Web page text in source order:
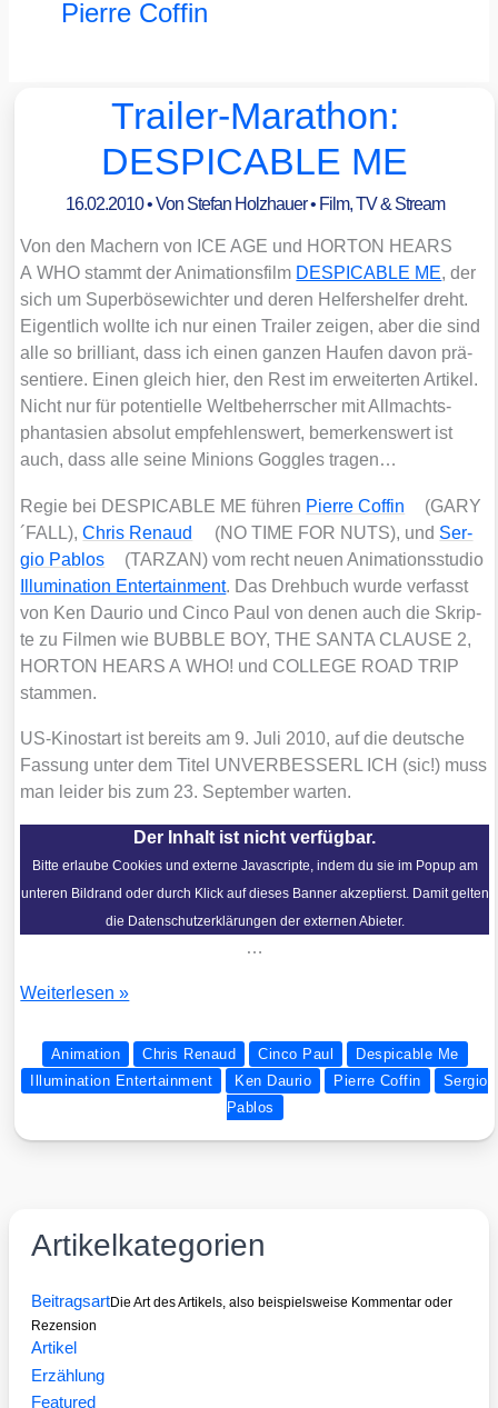
Pierre Coffin
Trailer-Marathon:
DESPICABLE ME
16.02.2010• Von Stefan Holzhauer• Film, TV & Stream
Von den Machern von ICE AGE und HORTON HEARS
A WHO stammt der Ani­ma­ti­ons­film DESPICABLE ME, der
sich um Super­bö­se­wich­ter und deren Hel­fers­hel­fer dreht.
Eigent­lich woll­te ich nur einen Trai­ler zei­gen, aber die sind
alle so bril­li­ant, dass ich einen gan­zen Hau­fen davon prä­
sen­tie­re. Einen gleich hier, den Rest im erwei­ter­ten Arti­kel.
Nicht nur für poten­ti­el­le Welt­be­herr­scher mit All­machts­
phan­ta­sien abso­lut emp­feh­lens­wert, bemer­kens­wert ist
auch, dass alle sei­ne Mini­ons Gog­gles tra­gen…
Regie bei DESPICABLE ME füh­ren Pierre Coff­in
(GARY
´FALL),Chris Renaud (NO TIME FOR NUTS), und Ser­
gio Pablos
(TARZAN) vom recht neu­en Ani­ma­ti­ons­stu­dio
Illu­mi­na­ti­on Enter­tain­ment. Das Dreh­buch wur­de ver­fasst
von Ken Dau­rio und Cin­co Paul von denen auch die Skrip­
te zu Fil­men wie BUBBLE BOY, THE SANTA CLAUSE 2,
HORTON HEARS A WHO! und COLLEGE ROAD TRIP
stam­men.
US-Kino­start ist bereits am 9. Juli 2010, auf die deut­sche
Fas­sung unter dem Titel UNVERBESSERL ICH (sic!) muss
man lei­der bis zum 23. Sep­tem­ber war­ten.
Der Inhalt ist nicht verfügbar.
Bitte erlaube Cookies und externe Javascripte, indem du sie im Popup am
unteren Bildrand oder durch Klick auf dieses Banner akzeptierst. Damit gelten
die Datenschutzerklärungen der externen Abieter.
…
Trai­
Mara­
thon:
DESPICABLE
Wei­ter­le­sen »
Animation Chris Renaud Cinco Paul
Despicable Me
Illumination Entertainment
Ken Daurio Pierre Coffin
Sergio
Pablos
Artikelkategorien
BeitragsartDie Art des Artikels, also beispielsweise Kommentar oder
Rezension
Artikel
Erzählung
Featured